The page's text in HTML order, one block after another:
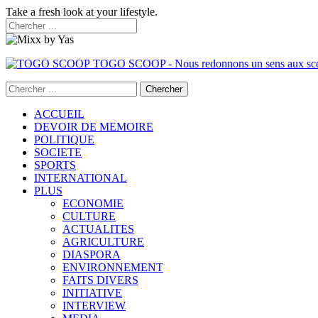
Take a fresh look at your lifestyle.
TOGO SCOOP - Nous redonnons un sens aux
ACCUEIL
DEVOIR DE MEMOIRE
POLITIQUE
SOCIETE
SPORTS
INTERNATIONAL
PLUS
ECONOMIE
CULTURE
ACTUALITES
AGRICULTURE
DIASPORA
ENVIRONNEMENT
FAITS DIVERS
INITIATIVE
INTERVIEW